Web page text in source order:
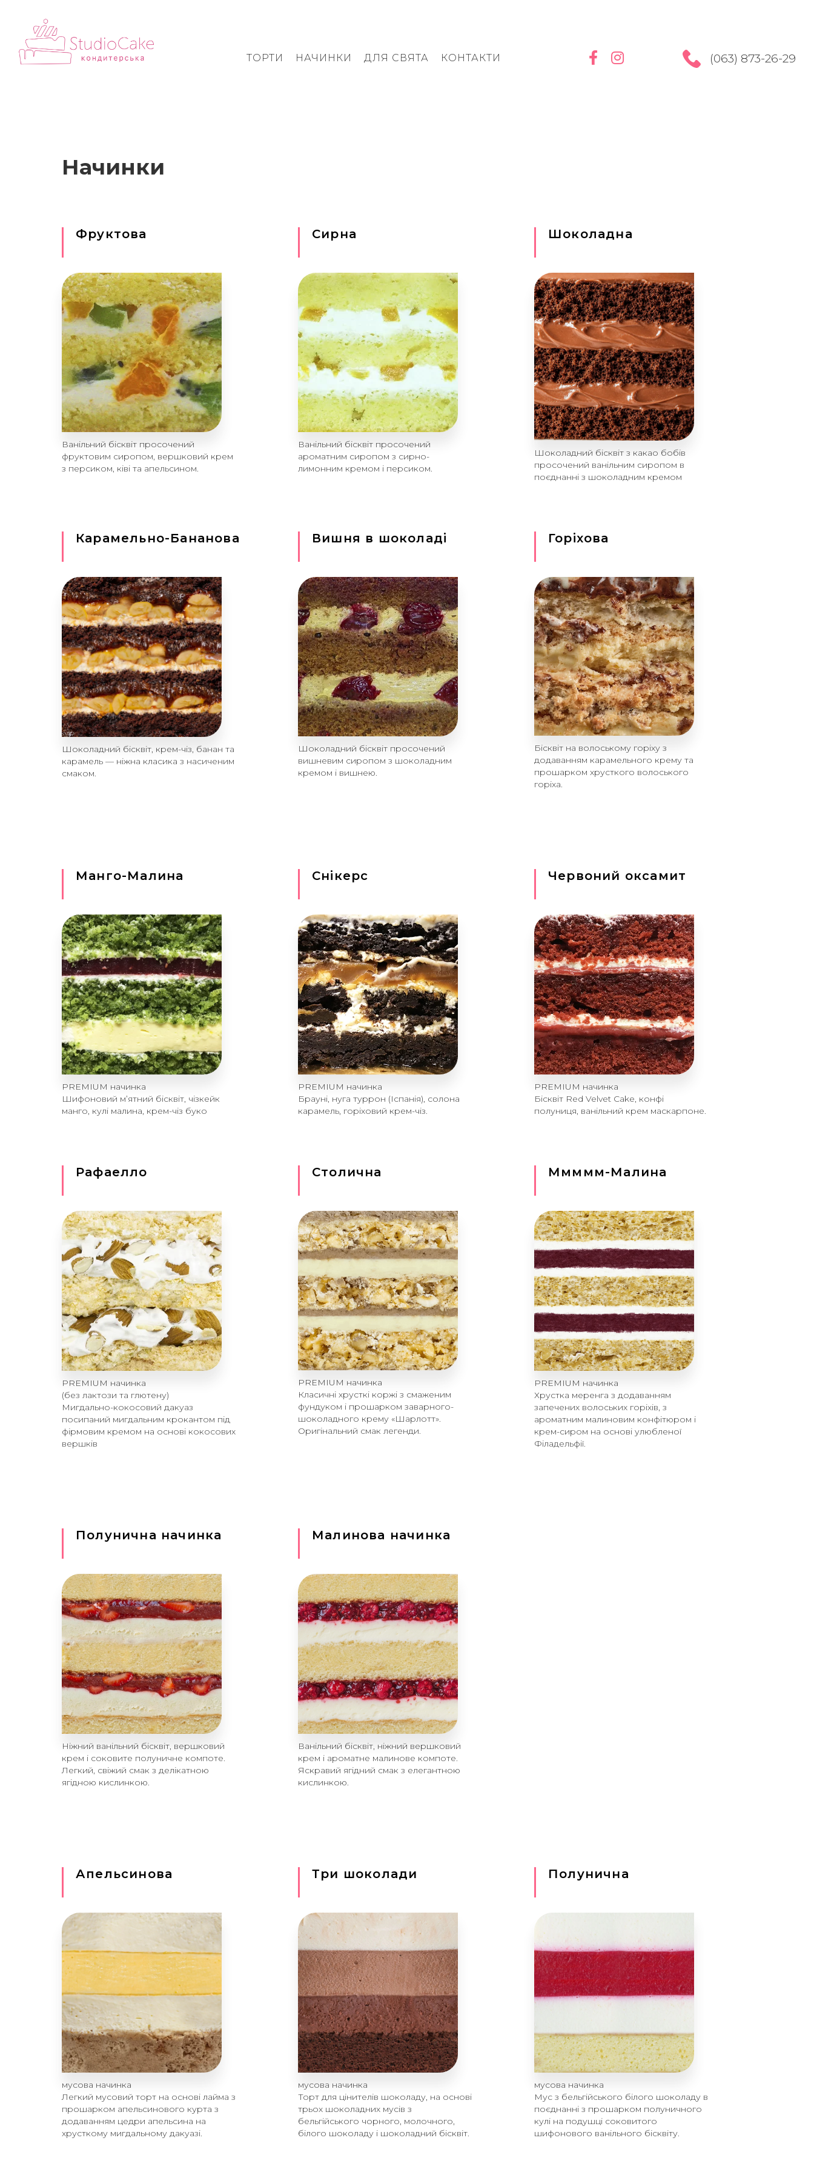
ТОРТИ НАЧИНКИ ДЛЯ СВЯТА КОНТАКТИ (063) 873-26-29
Начинки
Фруктова
Ванільний бісквіт просочений
фруктовим сиропом, вершковий крем
з персиком, ківі та апельсином.
Сирна
Ванільний бісквіт просочений
ароматним сиропом з сирно-
лимонним кремом і персиком.
Шоколадна
Шоколадний бісквіт з какао бобів
просочений ванільним сиропом в
поєднанні з шоколадним кремом
Карамельно-Бананова
Шоколадний бісквіт, крем-чіз, банан та
карамель — ніжна класика з насиченим
смаком.
Вишня в шоколаді
Шоколадний бісквіт просочений
вишневим сиропом з шоколадним
кремом і вишнею.
Горіхова
Бісквіт на волоському горіху з
додаванням карамельного крему та
прошарком хрусткого волоського
горіха.
Манго-Малина
PREMIUM начинка
Шифоновий м’ятний бісквіт, чізкейк
манго, кулі малина, крем-чіз буко
Снікерс
PREMIUM начинка
Брауні, нуга туррон (Іспанія), солона
карамель, горіховий крем-чіз.
Червоний оксамит
PREMIUM начинка
Бісквіт Red Velvet Cake, конфі
полуниця, ванільний крем маскарпоне.
Рафаелло
PREMIUM начинка
(без лактози та глютену)
Мигдально-кокосовий дакуаз
посипаний мигдальним крокантом під
фірмовим кремом на основі кокосових
вершків
Столична
PREMIUM начинка
Класичні хрусткі коржі з смаженим
фундуком і прошарком заварного-
шоколадного крему «Шарлотт».
Оригінальний смак легенди.
Ммммм-Малина
PREMIUM начинка
Хрустка меренга з додаванням
запечених волоських горіхів, з
ароматним малиновим конфітюром і
крем-сиром на основі улюбленої
Філадельфії.
Полунична начинка
Ніжний ванільний бісквіт, вершковий
крем і соковите полуничне компоте.
Легкий, свіжий смак з делікатною
ягідною кислинкою.
Малинова начинка
Ванільний бісквіт, ніжний вершковий
крем і ароматне малинове компоте.
Яскравий ягідний смак з елегантною
кислинкою.
Апельсинова
мусова начинка
Легкий мусовий торт на основі лайма з
прошарком апельсинового курта з
додаванням цедри апельсина на
хрусткому мигдальному дакуазі.
Три шоколади
мусова начинка
Торт для цінителів шоколаду, на основі
трьох шоколадних мусів з
бельгійського чорного, молочного,
білого шоколаду і шоколадний бісквіт.
Полунична
мусова начинка
Мус з бельгійського білого шоколаду в
поєднанні з прошарком полуничного
кулі на подушці соковитого
шифонового ванільного бісквіту.